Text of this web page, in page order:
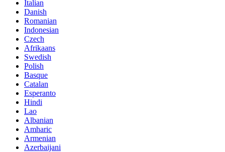
Italian
Danish
Romanian
Indonesian
Czech
Afrikaans
Swedish
Polish
Basque
Catalan
Esperanto
Hindi
Lao
Albanian
Amharic
Armenian
Azerbaijani